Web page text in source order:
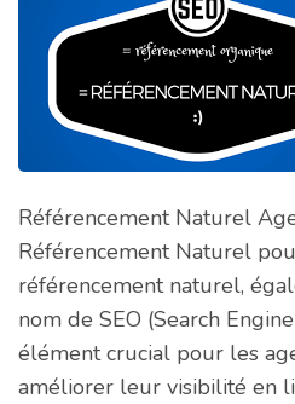
Référencement Naturel
Référencement Naturel
référencement naturel,
nom de SEO (Search
élément crucial pour les
améliorer leur visibilité en